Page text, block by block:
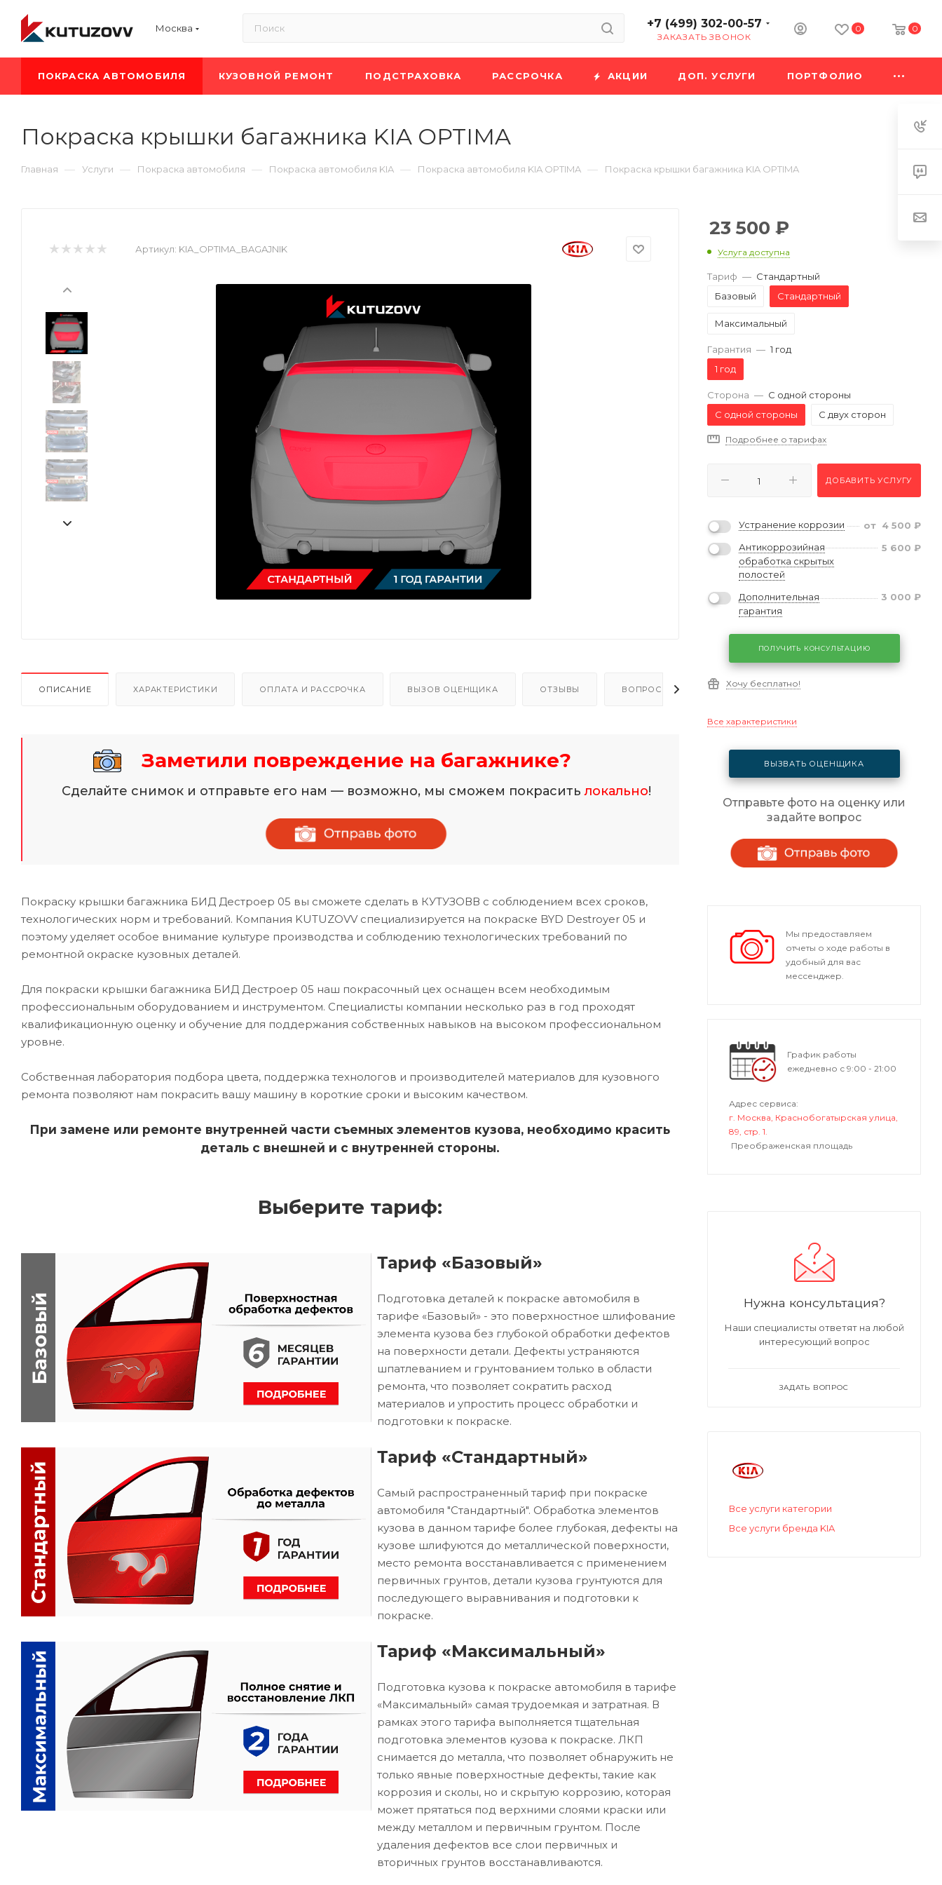
Москва +7 (499) 302-00-57
ЗАКАЗАТЬ ЗВОНОК
0 0
ПОКРАСКА АВТОМОБИЛЯ КУЗОВНОЙ РЕМОНТ ПОДСТРАХОВКА РАССРОЧКА АКЦИИ ДОП. УСЛУГИ ПОРТФОЛИО
Покраска крышки багажника KIA OPTIMA
Главная — Услуги — Покраска автомобиля — Покраска автомобиля KIA — Покраска автомобиля KIA OPTIMA — Покраска крышки багажника KIA OPTIMA
Артикул: KIA_OPTIMA_BAGAJNIK
ОПИСАНИЕ ХАРАКТЕРИСТИКИ ОПЛАТА И РАССРОЧКА ВЫЗОВ ОЦЕНЩИКА ОТЗЫВЫ ВОПРОСЫ - ОТВЕТЫ
Заметили повреждение на багажнике?
Сделайте снимок и отправьте его нам — возможно, мы сможем покраситьлокально!
Покраску крышки багажника БИД Дестроер 05 вы сможете сделать в КУТУЗОВВ с соблюдением всех сроков,
технологических норм и требований. Компания KUTUZOVV специализируется на покраске BYD Destroyer 05 и
поэтому уделяет особое внимание культуре производства и соблюдению технологических требований по
ремонтной окраске кузовных деталей.
Для покраски крышки багажника БИД Дестроер 05 наш покрасочный цех оснащен всем необходимым
профессиональным оборудованием и инструментом. Специалисты компании несколько раз в год проходят
квалификационную оценку и обучение для поддержания собственных навыков на высоком профессиональном
уровне.
Собственная лаборатория подбора цвета, поддержка технологов и производителей материалов для кузовного
ремонта позволяют нам покрасить вашу машину в короткие сроки и высоким качеством.
При замене или ремонте внутренней части съемных элементов кузова, необходимо красить
деталь с внешней и с внутренней стороны.
Выберите тариф:
Тариф «Базовый»
Подготовка деталей к покраске автомобиля в
тарифе «Базовый» - это поверхностное шлифование
элемента кузова без глубокой обработки дефектов
на поверхности детали. Дефекты устраняются
шпатлеванием и грунтованием только в области
ремонта, что позволяет сократить расход
материалов и упростить процесс обработки и
подготовки к покраске.
Тариф «Стандартный»
Самый распространенный тариф при покраске
автомобиля "Стандартный". Обработка элементов
кузова в данном тарифе более глубокая, дефекты на
кузове шлифуются до металлической поверхности,
место ремонта восстанавливается с применением
первичных грунтов, детали кузова грунтуются для
последующего выравнивания и подготовки к
покраске.
Тариф «Максимальный»
Подготовка кузова к покраске автомобиля в тарифе
«Максимальный» самая трудоемкая и затратная. В
рамках этого тарифа выполняется тщательная
подготовка элементов кузова к покраске. ЛКП
снимается до металла, что позволяет обнаружить не
только явные поверхностные дефекты, такие как
коррозия и сколы, но и скрытую коррозию, которая
может прятаться под верхними слоями краски или
между металлом и первичным грунтом. После
удаления дефектов все слои первичных и
вторичных грунтов восстанавливаются.
23 500 ₽
Услуга доступна
Тариф — Стандартный
Базовый
Стандартный
Максимальный
Гарантия — 1 год
1 год
Сторона — С одной стороны
С одной стороны
С двух сторон
Подробнее о тарифах
ДОБАВИТЬ УСЛУГУ
Устранение коррозии от 4 500 ₽
Антикоррозийная
обработка скрытых
полостей
5 600 ₽
Дополнительная
гарантия
3 000 ₽
ПОЛУЧИТЬ КОНСУЛЬТАЦИЮ
Хочу бесплатно!
Все характеристики
ВЫЗВАТЬ ОЦЕНЩИКА
Отправьте фото на оценку или
задайте вопрос
Мы предоставляем
отчеты о ходе работы в
удобный для вас
мессенджер.
График работы
ежедневно с 9:00 - 21:00
Адрес сервиса:
г. Москва, Краснобогатырская улица,
89, стр. 1.
Преображенская площадь
Нужна консультация?
Наши специалисты ответят на любой
интересующий вопрос
ЗАДАТЬ ВОПРОС
Все услуги категории
Все услуги бренда KIA